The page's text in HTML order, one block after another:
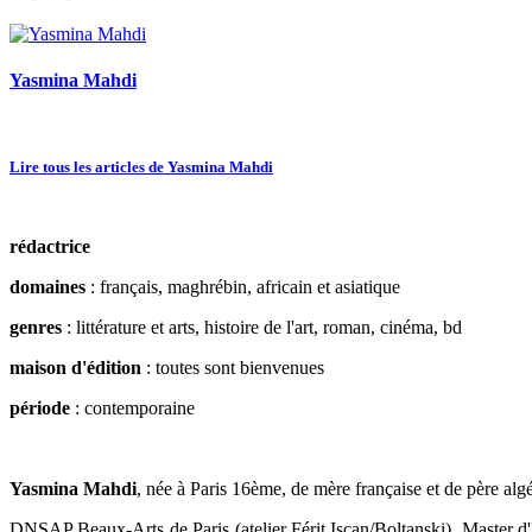
Yasmina Mahdi
Lire tous les articles de Yasmina Mahdi
rédactrice
domaines : français, maghrébin, africain et asiatique
genres : littérature et arts, histoire de l'art, roman, cinéma, bd
maison d'édition : toutes sont bienvenues
période : contemporaine
Yasmina Mahdi, née à Paris 16ème, de mère française et de père